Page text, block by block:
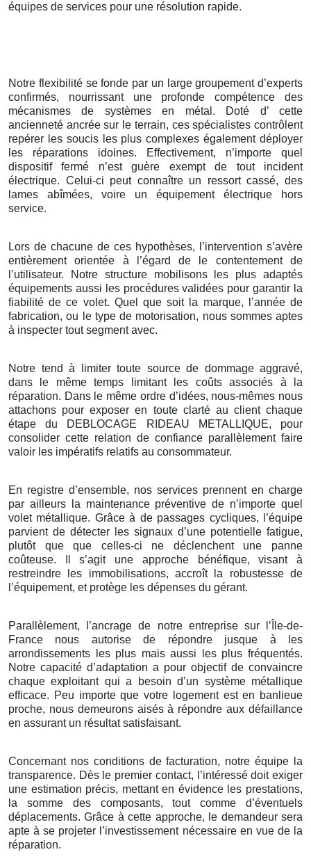
équipes de services pour une résolution rapide.
Notre flexibilité se fonde par un large groupement d’experts
confirmés, nourrissant une profonde compétence des
mécanismes de systèmes en métal. Doté d’ cette
ancienneté ancrée sur le terrain, ces spécialistes contrôlent
repérer les soucis les plus complexes également déployer
les réparations idoines. Effectivement, n’importe quel
dispositif fermé n’est guère exempt de tout incident
électrique. Celui-ci peut connaître un ressort cassé, des
lames abîmées, voire un équipement électrique hors
service.
Lors de chacune de ces hypothèses, l’intervention s’avère
entièrement orientée à l’égard de le contentement de
l’utilisateur. Notre structure mobilisons les plus adaptés
équipements aussi les procédures validées pour garantir la
fiabilité de ce volet. Quel que soit la marque, l’année de
fabrication, ou le type de motorisation, nous sommes aptes
à inspecter tout segment avec.
Notre tend à limiter toute source de dommage aggravé,
dans le même temps limitant les coûts associés à la
réparation. Dans le même ordre d’idées, nous-mêmes nous
attachons pour exposer en toute clarté au client chaque
étape du DEBLOCAGE RIDEAU METALLIQUE, pour
consolider cette relation de confiance parallèlement faire
valoir les impératifs relatifs au consommateur.
En registre d’ensemble, nos services prennent en charge
par ailleurs la maintenance préventive de n’importe quel
volet métallique. Grâce à de passages cycliques, l’équipe
parvient de détecter les signaux d’une potentielle fatigue,
plutôt que que celles-ci ne déclenchent une panne
coûteuse. Il s’agit une approche bénéfique, visant à
restreindre les immobilisations, accroît la robustesse de
l’équipement, et protège les dépenses du gérant.
Parallèlement, l’ancrage de notre entreprise sur l’Île-de-
France nous autorise de répondre jusque à les
arrondissements les plus mais aussi les plus fréquentés.
Notre capacité d’adaptation a pour objectif de convaincre
chaque exploitant qui a besoin d’un système métallique
efficace. Peu importe que votre logement est en banlieue
proche, nous demeurons aisés à répondre aux défaillance
en assurant un résultat satisfaisant.
Concernant nos conditions de facturation, notre équipe la
transparence. Dès le premier contact, l’intéressé doit exiger
une estimation précis, mettant en évidence les prestations,
la somme des composants, tout comme d’éventuels
déplacements. Grâce à cette approche, le demandeur sera
apte à se projeter l’investissement nécessaire en vue de la
réparation.